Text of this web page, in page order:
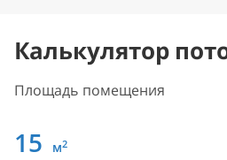
Калькулятор
Площадь помещения
15 м2